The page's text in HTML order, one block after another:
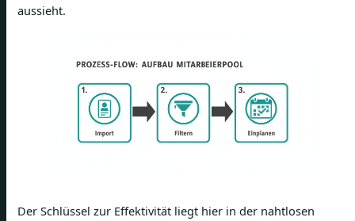
aussieht.
Der Schlüssel zur Effektivität liegt hier in der nahtlosen